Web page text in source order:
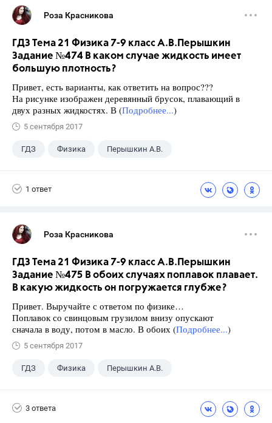
Роза Красникова
ГДЗ Тема 21 Физика 7-9 класс А.В.Перышкин
Задание №474 В каком случае жидкость имеет
большую плотность?
Привет, есть варианты, как ответить на вопрос???
На рисунке изображен деревянный брусок, плавающий в
двух разных жидкостях. В (Подробнее...)
5 сентября 2017
ГДЗ Физика Перышкин А.В.
1 ответ
Роза Красникова
ГДЗ Тема 21 Физика 7-9 класс А.В.Перышкин
Задание №475 В обоих случаях поплавок плавает.
В какую жидкость он погружается глубже?
Привет. Выручайте с ответом по физике…
Поплавок со свинцовым грузилом внизу опускают
сначала в воду, потом в масло. В обоих (Подробнее...)
5 сентября 2017
ГДЗ Физика Перышкин А.В.
3 ответа